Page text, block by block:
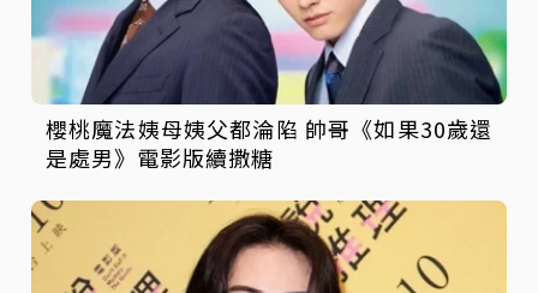
櫻桃魔法姨母姨父都淪陷 帥哥《如果30歲還
是處男》電影版續撒糖